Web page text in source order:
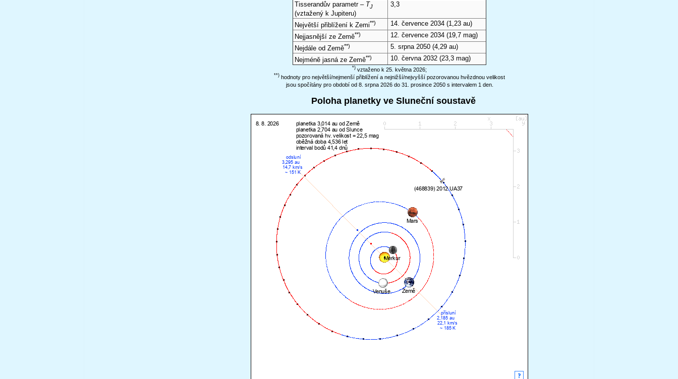
Tisserandův parametr – TJ
(vztažený k Jupiteru)
3,3
Největší přiblížení k Zemi**) 14. července 2034 (1,23 au)
Nejjasnější ze Země**) 12. července 2034 (19,7 mag)
Nejdále od Země**) 5. srpna 2050 (4,29 au)
Nejméně jasná ze Země**) 10. června 2032 (23,3 mag)
*) vztaženo k 25. května 2026;
**) hodnoty pro největší/nejmenší přiblížení a nejnižší/nejvyšší pozorovanou hvězdnou velikost
jsou spočítány pro období od 8. srpna 2026 do 31. prosince 2050 s intervalem 1 den.
Poloha planetky ve Sluneční soustavě